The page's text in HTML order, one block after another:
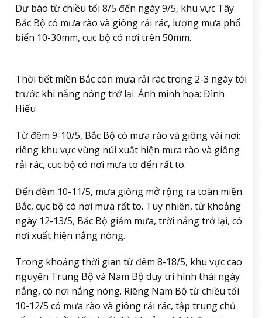
Dự báo từ chiều tối 8/5 đến ngày 9/5, khu vực Tây
Bắc Bộ có mưa rào và giông rải rác, lượng mưa phổ
biến 10-30mm, cục bộ có nơi trên 50mm.
Thời tiết miền Bắc còn mưa rải rác trong 2-3 ngày tới
trước khi nắng nóng trở lại. Ảnh minh họa: Đình
Hiếu
Từ đêm 9-10/5, Bắc Bộ có mưa rào và giông vài nơi;
riêng khu vực vùng núi xuất hiện mưa rào và giông
rải rác, cục bộ có nơi mưa to đến rất to.
Đến đêm 10-11/5, mưa giông mở rộng ra toàn miền
Bắc, cục bộ có nơi mưa rất to. Tuy nhiên, từ khoảng
ngày 12-13/5, Bắc Bộ giảm mưa, trời nắng trở lại, có
nơi xuất hiện nắng nóng.
Trong khoảng thời gian từ đêm 8-18/5, khu vực cao
nguyên Trung Bộ và Nam Bộ duy trì hình thái ngày
nắng, có nơi nắng nóng. Riêng Nam Bộ từ chiều tối
10-12/5 có mưa rào và giông rải rác, tập trung chủ